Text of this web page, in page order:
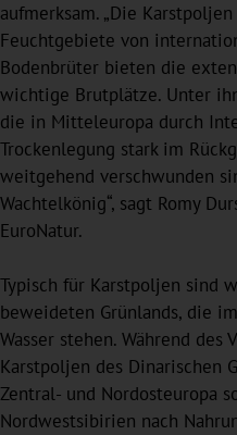
aufmerksam. „Die
Feuchtgebiete von
Bodenbrüter bieten die
wichtige Brutplätze. Unter
die in Mitteleuropa durch
Trockenlegung stark im
weitgehend verschwunden
Wachtelkönig“, sagt Romy
EuroNatur.
Typisch für Karstpoljen sind
beweideten Grünlands, die
Wasser stehen. Während
Karstpoljen des Dinarischen
Zentral- und Nordosteuropa
Nordwestsibirien nach